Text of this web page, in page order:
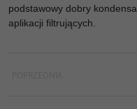
podstawowy dobry
aplikacji filtrujących.